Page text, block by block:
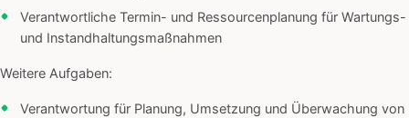
Verantwortliche Termin- und Ressourcenplanung für Wartungs-
und Instandhaltungsmaßnahmen
Weitere Aufgaben:
Verantwortung für Planung, Umsetzung und Überwachung von